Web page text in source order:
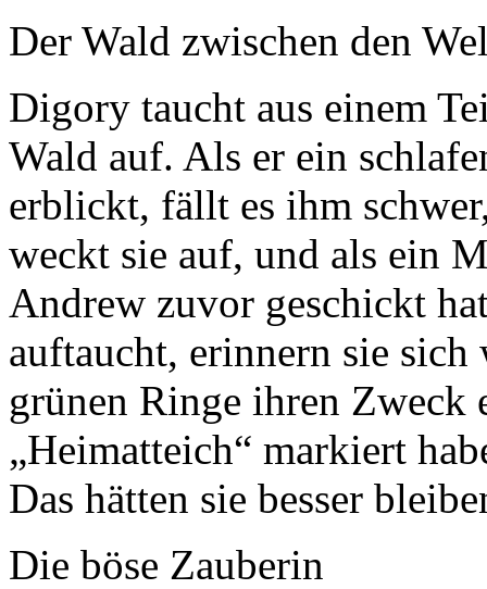
Der Wald zwischen den
Digory taucht aus einem
Wald auf. Als er ein
erblickt, fällt es ihm
weckt sie auf, und als ein
Andrew zuvor geschickt
auftaucht, erinnern sie sich
grünen Ringe ihren Zweck
„Heimatteich“ markiert
Das hätten sie besser
Die böse Zauberin